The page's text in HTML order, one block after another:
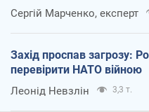
Сергій Марченко, експерт
Захід проспав загрозу:
перевірити НАТО війною
Леонід Невзлін 3,3 т.